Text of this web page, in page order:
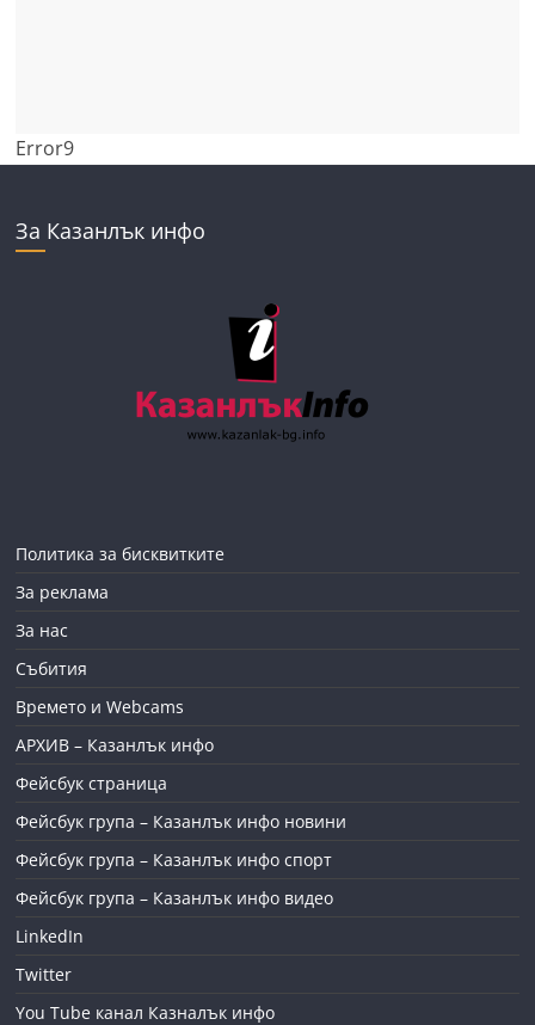
Error9
За Казанлък инфо
Политика за бисквитките
За реклама
За нас
Събития
Времето и Webcams
АРХИВ – Казанлък инфо
Фейсбук страница
Фейсбук група – Казанлък инфо новини
Фейсбук група – Казанлък инфо спорт
Фейсбук група – Казанлък инфо видео
LinkedIn
Twitter
You Tube канал Казналък инфо